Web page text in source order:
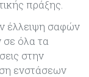
πράξης.
έλλειψη σαφών
σε όλα τα
στην
ενστάσεων